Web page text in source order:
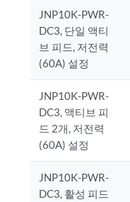
JNP10K-PWR-
DC3, 단일 액티
브 피드, 저전력
(60A) 설정
JNP10K-PWR-
DC3, 액티브 피
드 2개, 저전력
(60A) 설정
JNP10K-PWR-
DC3, 활성 피드